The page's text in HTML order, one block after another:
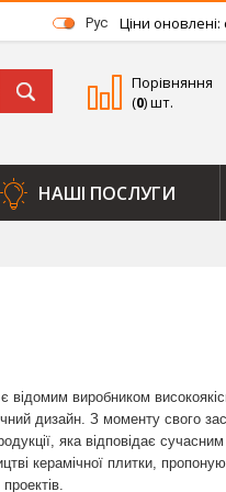
Ціни оновлені:
Рус
Порівняння
(0) шт.
НАШІ ПОСЛУГИ
відомим виробником
дизайн. З моменту свого
яка відповідає
керамічної плитки,